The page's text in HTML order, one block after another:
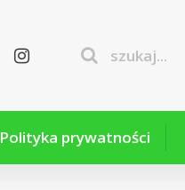
szukaj...
Polityka prywatności